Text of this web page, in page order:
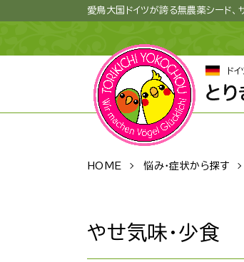
愛鳥大国ドイツが誇る無農薬シード
HOME 悩み・症状から探す
やせ気味・少食